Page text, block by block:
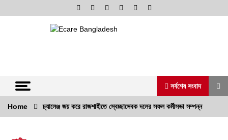
to
সর্বশেষ সংবাদ
সর্বশেষ সংবাদ
Home চ্যালেঞ্জ জয় করে রাজশাহীতে স্বেচ্ছাসেবক দলের সফল কর্মীসভা সম্পন্ন